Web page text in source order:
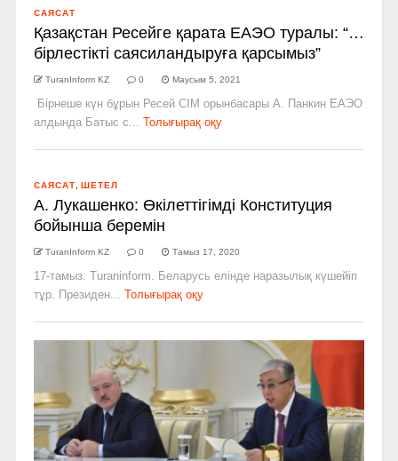
САЯСАТ
Қазақстан Ресейге қарата ЕАЭО туралы: “…
бірлестікті саясиландыруға қарсымыз”
TuranInform KZ 0 Маусым 5, 2021
Бірнеше күн бұрын Ресей СІМ орынбасары А. Панкин ЕАЭО
алдында Батыс с...
Толығырақ оқу
САЯСАТ ШЕТЕЛ
А. Лукашенко: Өкілеттігімді Конституция
бойынша беремін
TuranInform KZ 0 Тамыз 17, 2020
17-тамыз. Turaninform. Беларусь елінде наразылық күшейіп
тұр. Президен...
Толығырақ оқу